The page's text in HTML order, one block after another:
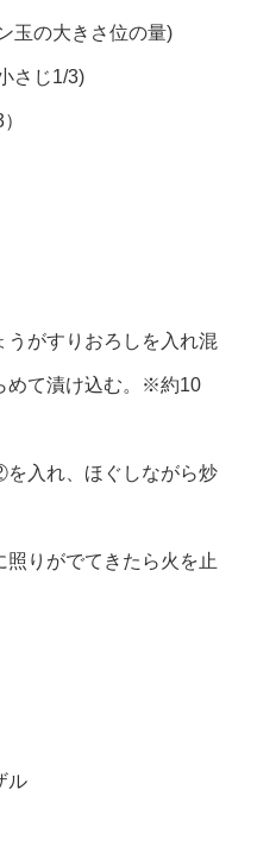
玉の大きさ位の量)
さじ1/3)
がすりおろしを入れ混
めて漬け込む。※約10
入れ、ほぐしながら炒
りがでてきたら火を止
ル